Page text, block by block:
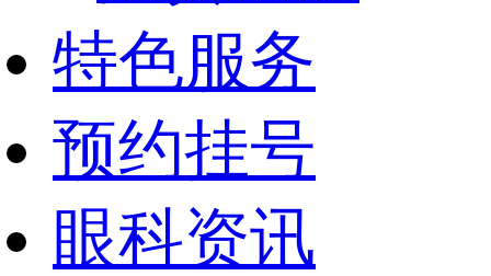
特色服务
预约挂号
眼科资讯